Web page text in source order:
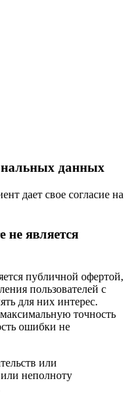
данных
дает свое согласие на
является
публичной офертой,
пользователей с
для них интерес.
точность
ошибки не
или
или неполноту